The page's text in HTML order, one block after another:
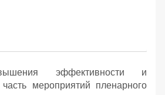
эффективности и
часть мероприятий пленарного